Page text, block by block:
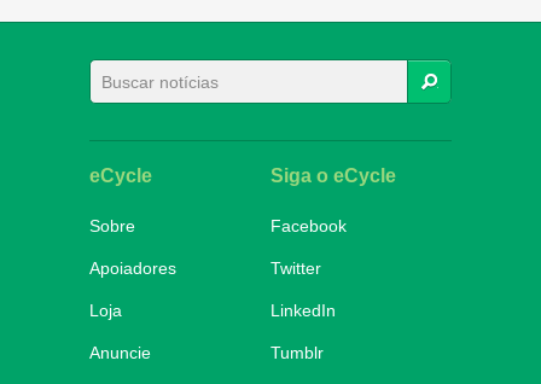
eCycle
Sobre
Apoiadores
Loja
Anuncie
Siga o eCycle
Facebook
Twitter
LinkedIn
Tumblr